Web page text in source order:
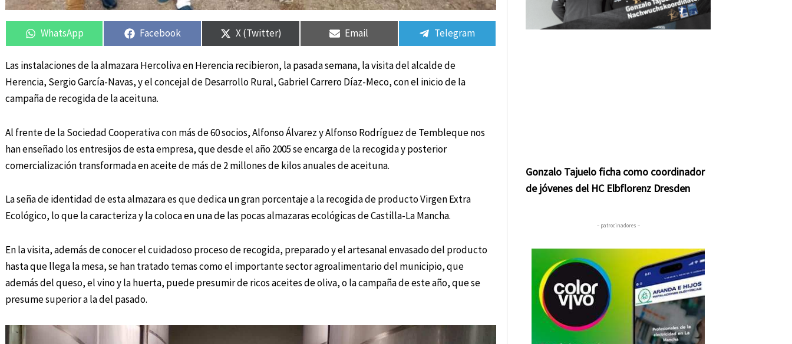
Compartir
en
WhatsApp
Compartir
en
Facebook
Compartir
en
X (Twitter)
Compartir
en
Email
Compartir
en
Telegram
Las instalaciones de la almazara Hercoliva en Herencia recibieron, la pasada semana, la visita del alcalde de
Herencia, Sergio García-Navas, y el concejal de Desarrollo Rural, Gabriel Carrero Díaz-Meco, con el inicio de la
campaña de recogida de la aceituna.
Al frente de la Sociedad Cooperativa con más de 60 socios, Alfonso Álvarez y Alfonso Rodríguez de Tembleque nos
han enseñado los entresijos de esta empresa, que desde el año 2005 se encarga de la recogida y posterior
comercialización transformada en aceite de más de 2 millones de kilos anuales de aceituna.
La seña de identidad de esta almazara es que dedica un gran porcentaje a la recogida de producto Virgen Extra
Ecológico, lo que la caracteriza y la coloca en una de las pocas almazaras ecológicas de Castilla-La Mancha.
En la visita, además de conocer el cuidadoso proceso de recogida, preparado y el artesanal envasado del producto
hasta que llega la mesa, se han tratado temas como el importante sector agroalimentario del municipio, que
además del queso, el vino y la huerta, puede presumir de ricos aceites de oliva, o la campaña de este año, que se
presume superior a la del pasado.
Compartir
en
Compartir
en
Compartir
en
Compartir
en
Compartir
en
Gonzalo Tajuelo ficha como coordinador
de jóvenes del HC Elbflorenz Dresden
– patrocinadores –